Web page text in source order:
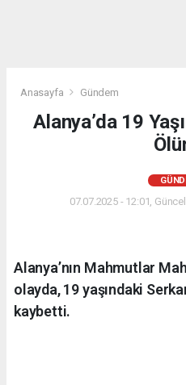
Anasayfa Gündem
Alanya’da 19
07.07.2025 - 12:01,
Alanya’nın Mahmutlar
olayda, 19 yaşındaki
kaybetti.